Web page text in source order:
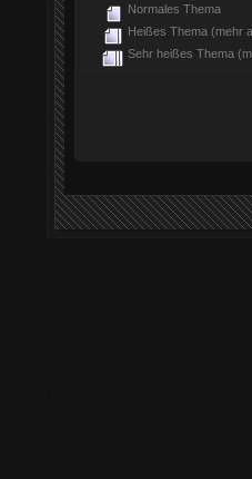
Normales Thema
Heißes Thema (mehr
Sehr heißes Thema